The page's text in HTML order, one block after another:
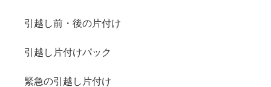
引越し前・後の片付け
引越し片付けパック
緊急の引越し片付け